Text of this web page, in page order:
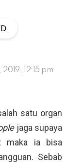
12:15 pm
satu organ
jaga supaya
maka ia bisa
Sebab